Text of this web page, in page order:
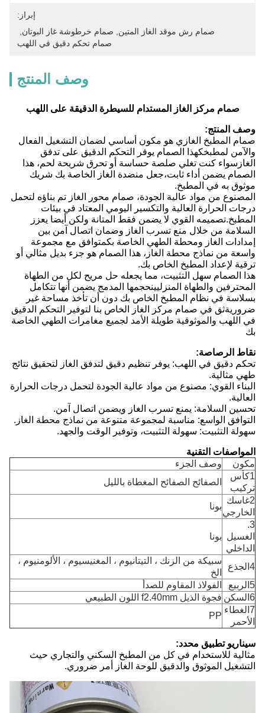
إبراز:
صمام رش موقد الغاز المتين
صمام خرطوشة غاز البوتان
صمام تحكم دقيق في اللهب
وصف المنتج
صمام مركز الغاز المستدام للسيطرة الدقيقة على اللهب
وصف المنتج:
صمام المطبخ الغازي هو مكون أساسي لضمان التشغيل الفعال
والآمن لمطبخكهذا الصمام يوفر التحكم الدقيق على تدفق
الغازسواء كنت تغلي صلصة حساسة أو تحرق شريحة لحم، هذا
الصمام يضمن أداء ثابت،جعل منضدة الغاز الخاصة بك شريك
موثوق به في المطبخ.
المصنوع من مواد عالية الجودة، صمام محور الغاز تم بناؤه لتحمل
درجات الحرارة العالية والتكسير اليومي المعتاد في بيئات
المطبخ.تصميمه القوي لا يضمن فقط المتانة ولكن أيضا يعزز
السلامة من خلال منع تسرب الغاز وضمان اتصال آمن بين
إمدادات الغاز ومحطة الطهي الخاصة بكمتوافق مع مجموعة
واسعة من نماذج محطة الغاز، هذا الصمام هو جزء بديل مثالي أو
ترقية لإعداد المطبخ الخاص بك.
هذا الصمام سهل التثبيت، مما يجعله حل مريح لكل من الطهاة
المحترفين والطهاة المنزليينحجمها المدمج يضمن أنها تتكامل
بسلاسة في نظام المطبخ الخاص بك دون أن تأخذ مساحة غير
ضروريةثق في صمام مركز الغاز الخاص بنا لتوفير التحكم الدقيق
في اللهب والموثوقية طويلة الأمد لجميع مغامرات الطهي الخاصة
بك
نقاط الرصاصة:
تحكم دقيق في اللهب: يوفر تنظيم دقيق لتدفق الغاز لتحقيق نتائج
طهي مثالية.
البناء القوي: مصنوع من مواد عالية الجودة لتحمل درجات الحرارة
العالية.
تحسين السلامة: يمنع تسرب الغاز ويضمن اتصال آمن.
التوافق الواسع: مناسبة لمجموعة متنوعة من نماذج محطة الغاز.
سهولة التثبيت: سهولة التثبيت، وتوفير الوقت والجهد.
المواصفات التقنية
مكون
وصف الجزء
1كأس
تركيب
الصفائح الصفائح المغطاة بالليل
2غاسك
الخارجي
بونا
3.
الغسيل
الداخلي
بونا
4الجذع
سبيكة من الزنك ، التيتانيوم ، المغنيسيوم ، الألومنيوم ،
الخ
5الربيع
الفولاذ المقاوم للصدأ
6السكن
فجوة الذيل f2.40mm اللون الطبيعي
7الغطاء
الأحمر
PP
سيناريو تطبيق محدد:
مثالية للاستخدام في كل من المطبخ السكني والتجاري حيث
التشغيل الموثوق والدقيق للوحة الغاز أمر ضروري.